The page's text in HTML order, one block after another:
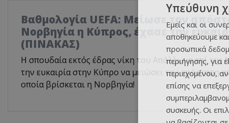
Βαθμολογία UEFA: Μείωσε την
Νορβηγία η Κύπρος, έχασε την
(ΠΙΝΑΚΑΣ)
Η σπουδαία εκτός έδρας νίκη του Απόλλωνα επί
την ευκαιρία στην Κύπρο να μειώσει την απόσταση
οποία βρίσκεται η Νορβηγία!
Υπεύθυνη
Εμείς και οι
αποθηκεύουμε
προσωπικά
περιήγησης, για
περιεχομένου,
επίσης να
συσκευής. Οι